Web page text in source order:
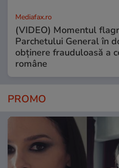
Mediafax.ro
(VIDEO) Momentul
Parchetului General în
obținere frauduloasă a
române
PROMO